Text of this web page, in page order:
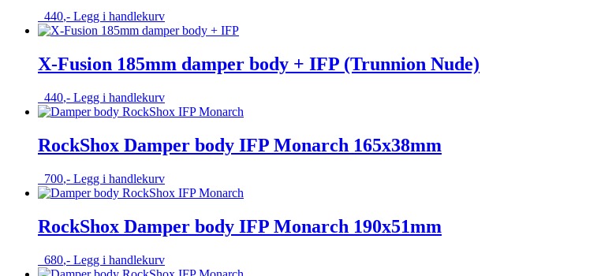
440,- Legg i handlekurv
X-Fusion 185mm damper body + IFP (Trunnion Nude)
440,- Legg i handlekurv
RockShox Damper body IFP Monarch 165x38mm
700,- Legg i handlekurv
RockShox Damper body IFP Monarch 190x51mm
680,- Legg i handlekurv